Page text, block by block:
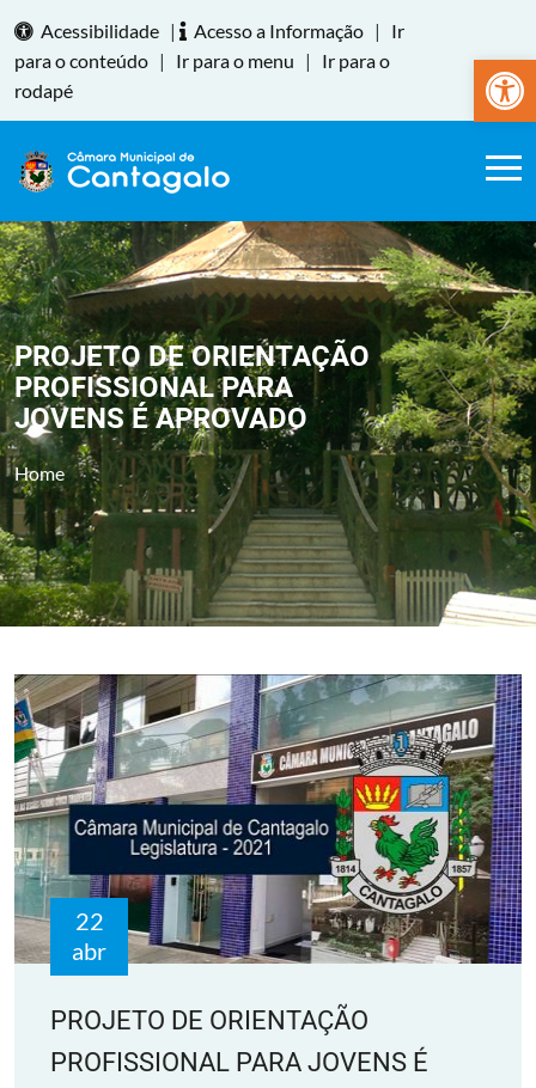
Abrir
Acessibilidade | Acesso a Informação |
Ir
para o conteúdo | Ir para o menu |
Ir para o
rodapé
PROJETO DE ORIENTAÇÃO
PROFISSIONAL PARA
JOVENS É APROVADO
Home
22
abr
PROJETO DE ORIENTAÇÃO
PROFISSIONAL PARA JOVENS É